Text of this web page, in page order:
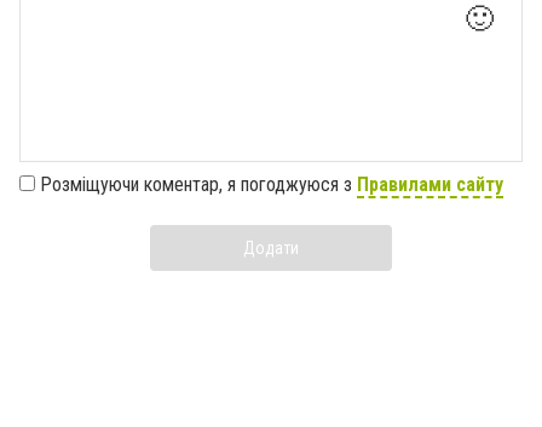
🙂
Розміщуючи коментар, я погоджуюся з Правилами сайту
Додати